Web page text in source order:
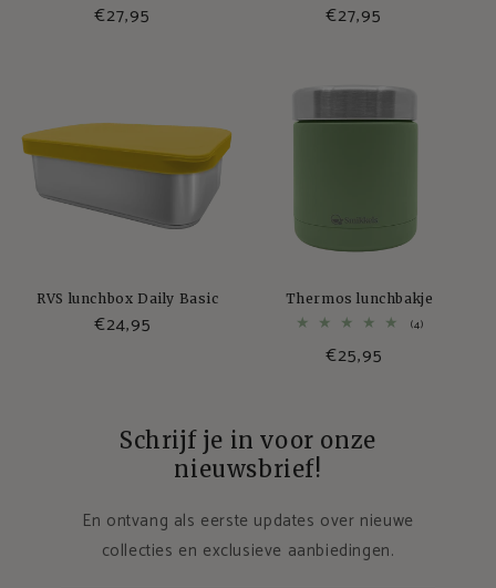
€27,95 €27,95
RVS lunchbox Daily Basic
€24,95
Thermos lunchbakje
(4)4
€25,95
Schrijf je in voor onze
nieuwsbrief!
En ontvang als eerste updates over nieuwe
collecties en exclusieve aanbiedingen.